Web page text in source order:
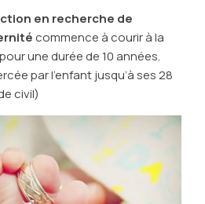
en recherche de
commence à courir à la
une durée de 10 années.
par l’enfant jusqu’à ses 28
civil)